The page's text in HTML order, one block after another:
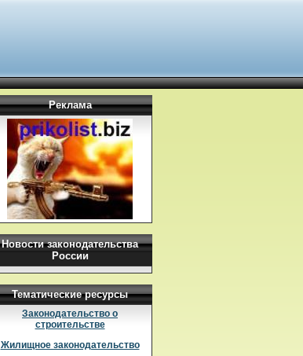
Реклама
Новости законодательства
России
Тематические ресурсы
Законодательство о
строительстве
Жилищное законодательство